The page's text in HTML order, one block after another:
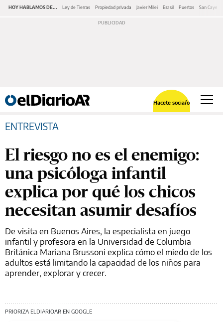
HOY HABLAMOS DE... Ley de Tierras Propiedad privada Javier Milei Brasil Puertos San
Hacete socia/o
ENTREVISTA
El riesgo no es el enemigo:
una psicóloga infantil
explica por qué los chicos
necesitan asumir desafíos
De visita en Buenos Aires, la especialista en juego
infantil y profesora en la Universidad de Columbia
Británica Mariana Brussoni explica cómo el miedo de los
adultos está limitando la capacidad de los niños para
aprender, explorar y crecer.
PRIORIZA ELDIARIOAR EN GOOGLE